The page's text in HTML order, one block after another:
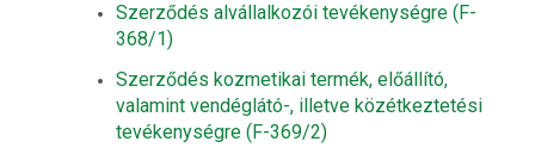
Szerződés alvállalkozói tevékenységre (F-
368/1)
Szerződés kozmetikai termék, előállító,
valamint vendéglátó-, illetve közétkeztetési
tevékenységre (F-369/2)